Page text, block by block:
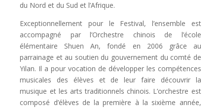
du Nord et du Sud et l’Afrique.
Exceptionnellement pour le Festival, l’ensemble est
accompagné par l’Orchestre chinois de l’école
élémentaire Shuen An, fondé en 2006 grâce au
parrainage et au soutien du gouvernement du comté de
Yilan. Il a pour vocation de développer les compétences
musicales des élèves et de leur faire découvrir la
musique et les arts traditionnels chinois. L’orchestre est
composé d’élèves de la première à la sixième année,